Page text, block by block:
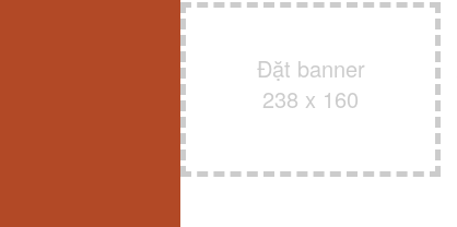
Đặt banner
238 x 160